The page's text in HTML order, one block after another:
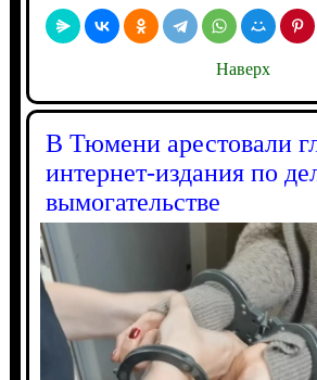
Наверх
В Тюмени арестовали
интернет-издания по
вымогательстве